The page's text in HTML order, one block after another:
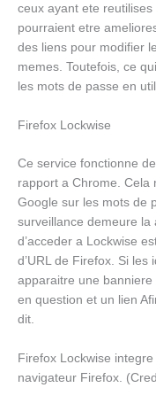
ceux ayant ete
pourraient etre
des liens pour modifier
memes. Toutefois, ce
les mots de passe en
Firefox Lockwise
Ce service fonctionne
rapport a Chrome. Cela
Google sur les mots de
surveillance demeure la
d’acceder a Lockwise
d’URL de Firefox. Si
apparaitre une
en question et un lien
dit.
Firefox Lockwise
navigateur Firefox.